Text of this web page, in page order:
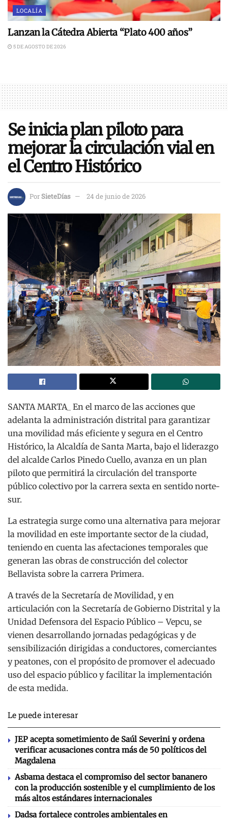
LOCALÍA
Lanzan la Cátedra Abierta “Plato 400 años”
5 DE AGOSTO DE 2026
Se inicia plan piloto para
mejorar la circulación vial en
el Centro Histórico
PorSieteDías 24 de junio de 2026
SANTA MARTA_ En el marco de las acciones que
adelanta la administración distrital para garantizar
una movilidad más eficiente y segura en el Centro
Histórico, la Alcaldía de Santa Marta, bajo el liderazgo
del alcalde Carlos Pinedo Cuello, avanza en un plan
piloto que permitirá la circulación del transporte
público colectivo por la carrera sexta en sentido norte-
sur.
La estrategia surge como una alternativa para mejorar
la movilidad en este importante sector de la ciudad,
teniendo en cuenta las afectaciones temporales que
generan las obras de construcción del colector
Bellavista sobre la carrera Primera.
A través de la Secretaría de Movilidad, y en
articulación con la Secretaría de Gobierno Distrital y la
Unidad Defensora del Espacio Público – Vepcu, se
vienen desarrollando jornadas pedagógicas y de
sensibilización dirigidas a conductores, comerciantes
y peatones, con el propósito de promover el adecuado
uso del espacio público y facilitar la implementación
de esta medida.
Le puede interesar
JEP acepta sometimiento de Saúl Severini y ordena
verificar acusaciones contra más de 50 políticos del
Magdalena
Asbama destaca el compromiso del sector bananero
con la producción sostenible y el cumplimiento de los
más altos estándares internacionales
Dadsa fortalece controles ambientales en